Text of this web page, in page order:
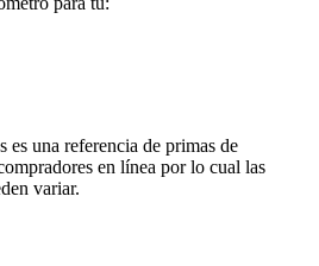
una referencia de primas de
en línea por lo cual las
variar.